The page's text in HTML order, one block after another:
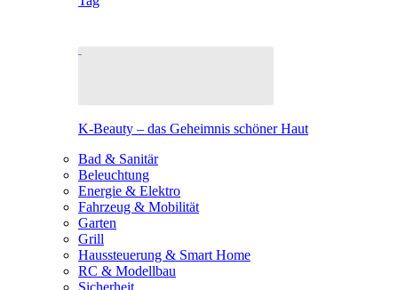
K-Beauty – das Geheimnis schöner Haut
Bad & Sanitär
Beleuchtung
Energie & Elektro
Fahrzeug & Mobilität
Garten
Grill
Haussteuerung & Smart Home
RC & Modellbau
Sicherheit